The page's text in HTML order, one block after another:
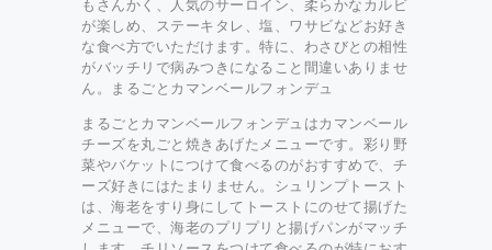
もさんかく、人気のサーロイン、柔らかなカルビ
が楽しめ、ステーキタレ、塩、ワサビなどお好き
な食べ方でいただけます。特に、わさびとの相性
がバッチリで病みつきになること間違いありませ
ん。まるごとカマンベールフォンデュ
まるごとカマンベールフォンデュはカマンベール
チーズを丸ごと焼きあげたメニューです。彩り野
菜やバケットにつけて食べるのがおすすめで、チ
ーズ好きにはたまりません。シュリンプトースト
は、海老をすり身にしてトーストにのせて揚げた
メニューで、海老のプリプリと揚げパンがマッチ